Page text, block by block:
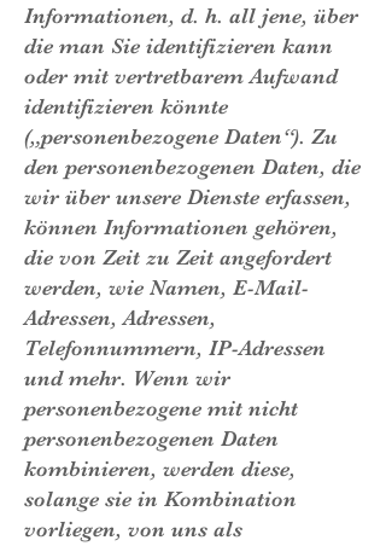
Informationen, d. h. all jene, über
die man Sie identifizieren kann
oder mit vertretbarem Aufwand
identifizieren könnte
(„personenbezogene Daten“). Zu
den personenbezogenen Daten, die
wir über unsere Dienste erfassen,
können Informationen gehören,
die von Zeit zu Zeit angefordert
werden, wie Namen, E-Mail-
Adressen, Adressen,
Telefonnummern, IP-Adressen
und mehr. Wenn wir
personenbezogene mit nicht
personenbezogenen Daten
kombinieren, werden diese,
solange sie in Kombination
vorliegen, von uns als